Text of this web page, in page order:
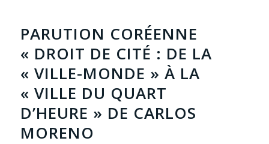
PARUTION CORÉENNE
« DROIT DE CITÉ : DE LA
« VILLE-MONDE » À LA
« VILLE DU QUART
D’HEURE » DE CARLOS
MORENO